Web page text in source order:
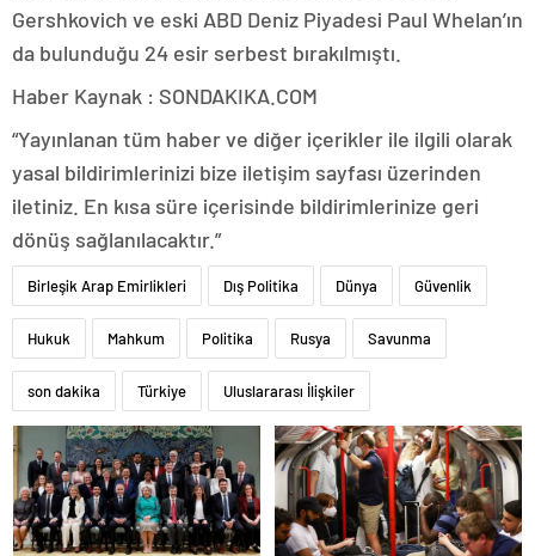
Gershkovich ve eski ABD Deniz Piyadesi Paul Whelan’ın
da bulunduğu 24 esir serbest bırakılmıştı.
Haber Kaynak : SONDAKIKA.COM
“Yayınlanan tüm haber ve diğer içerikler ile ilgili olarak
yasal bildirimlerinizi bize iletişim sayfası üzerinden
iletiniz. En kısa süre içerisinde bildirimlerinize geri
dönüş sağlanılacaktır.”
Birleşik Arap Emirlikleri Dış Politika Dünya Güvenlik
Hukuk Mahkum Politika Rusya Savunma
son dakika Türkiye Uluslararası İlişkiler